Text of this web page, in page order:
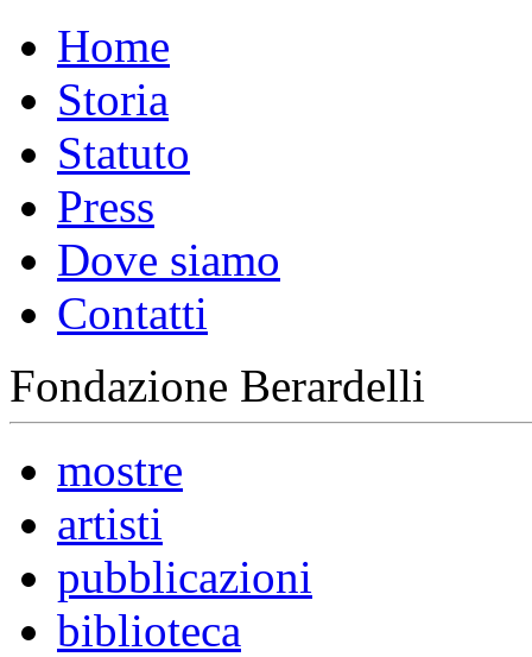
Home
Storia
Statuto
Press
Dove siamo
Contatti
Fondazione Berardelli
mostre
artisti
pubblicazioni
biblioteca